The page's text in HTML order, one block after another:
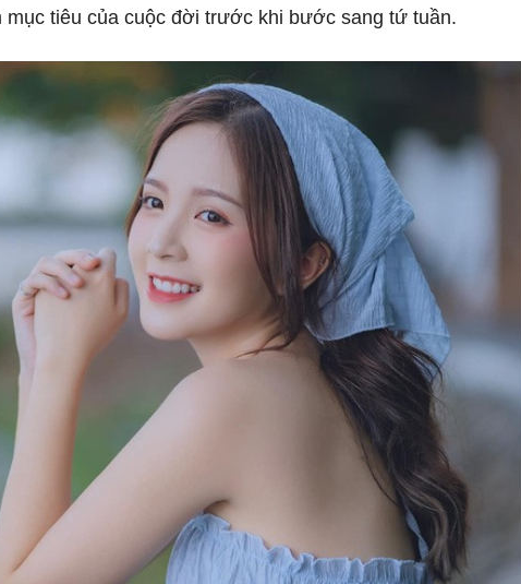
mục tiêu của cuộc đời trước khi bước sang tứ tuần.